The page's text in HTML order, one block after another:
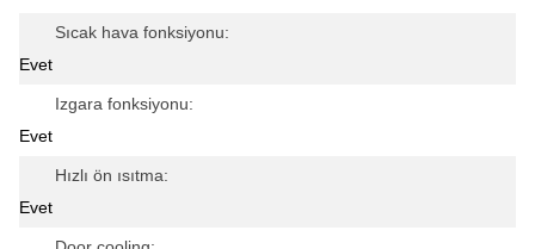
Sıcak hava fonksiyonu:
Evet
Izgara fonksiyonu:
Evet
Hızlı ön ısıtma:
Evet